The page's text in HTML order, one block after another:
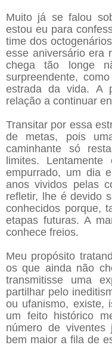
Muito já se falou
estou eu para
time dos
esse aniversário era
chega tão longe
surpreendente,
estrada da vida. A
relação a continuar
Transitar por essa
de metas, pois
caminhante só
limites.
empurrado, um dia
anos vividos pelas
refletir, lhe é devido
conhecidos porque,
etapas futuras. A
conhece freios.
Meu propósito
os que ainda não
transmitisse uma
partilhar pelo
ou ufanismo, existe,
um feito histórico
número de
bem maior a fila de